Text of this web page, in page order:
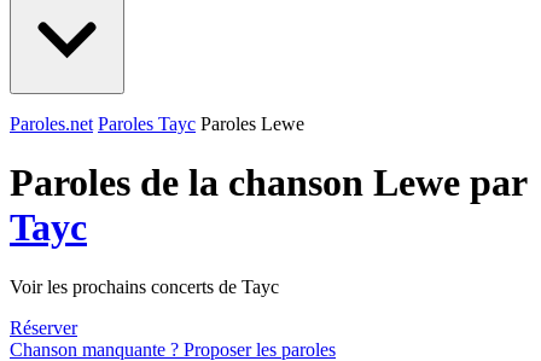
Paroles.net Paroles Tayc Paroles Lewe
Paroles de la chanson Lewe par
Tayc
Voir les prochains concerts de Tayc
Réserver
Chanson manquante ? Proposer les paroles